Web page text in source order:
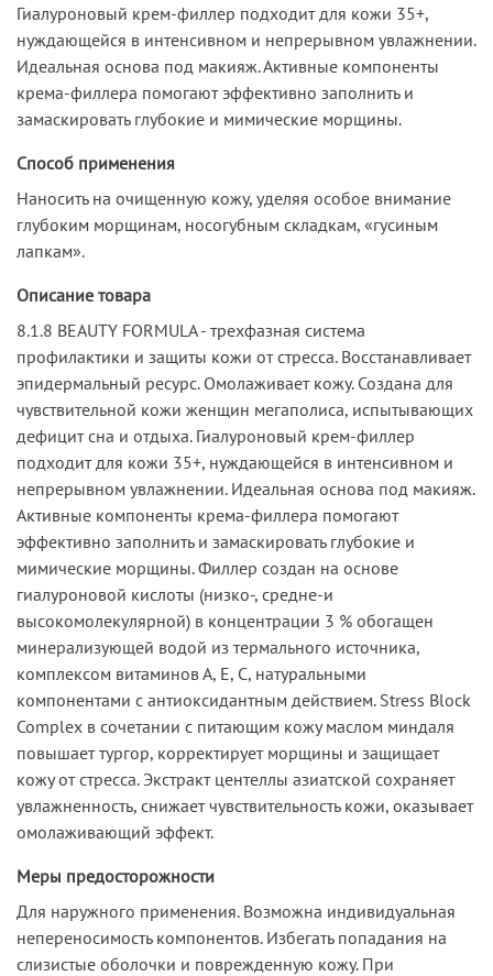
Гиалуроновый крем-филлер подходит для кожи 35+,
нуждающейся в интенсивном и непрерывном увлажнении.
Идеальная основа под макияж. Активные компоненты
крема-филлера помогают эффективно заполнить и
замаскировать глубокие и мимические морщины.
Способ применения
Наносить на очищенную кожу, уделяя особое внимание
глубоким морщинам, носогубным складкам, «гусиным
лапкам».
Описание товара
8.1.8 BEAUTY FORMULA - трехфазная система
профилактики и защиты кожи от стресса. Восстанавливает
эпидермальный ресурс. Омолаживает кожу. Создана для
чувствительной кожи женщин мегаполиса, испытывающих
дефицит сна и отдыха. Гиалуроновый крем-филлер
подходит для кожи 35+, нуждающейся в интенсивном и
непрерывном увлажнении. Идеальная основа под макияж.
Активные компоненты крема-филлера помогают
эффективно заполнить и замаскировать глубокие и
мимические морщины. Филлер создан на основе
гиалуроновой кислоты (низко-, средне-и
высокомолекулярной) в концентрации 3 % обогащен
минерализующей водой из термального источника,
комплексом витаминов А, Е, С, натуральными
компонентами с антиоксидантным действием. Stress Block
Complex в сочетании с питающим кожу маслом миндаля
повышает тургор, корректирует морщины и защищает
кожу от стресса. Экстракт центеллы азиатской сохраняет
увлажненность, снижает чувствительность кожи, оказывает
омолаживающий эффект.
Меры предосторожности
Для наружного применения. Возможна индивидуальная
непереносимость компонентов. Избегать попадания на
слизистые оболочки и поврежденную кожу. При